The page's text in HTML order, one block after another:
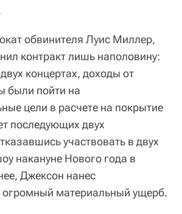
обвинителя Луис Миллер,
контракт лишь наполовину:
концертах, доходы от
были пойти на
цели в расчете на покрытие
последующих двух
участвовать в двух
накануне Нового года в
Джексон нанес
огромный материальный ущерб.